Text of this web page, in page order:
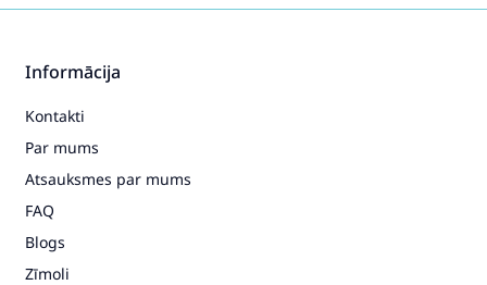
Informācija
Kontakti
Par mums
Atsauksmes par mums
FAQ
Blogs
Zīmoli